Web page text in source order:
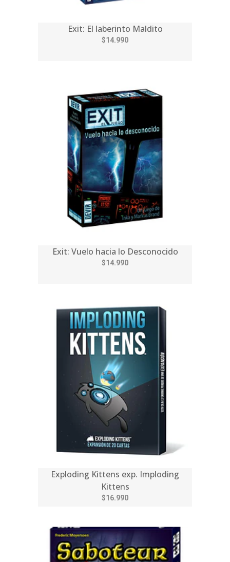
Exit: El laberinto Maldito
$14.990
Exit: Vuelo hacia lo Desconocido
$14.990
Exploding Kittens exp. Imploding
Kittens
$16.990